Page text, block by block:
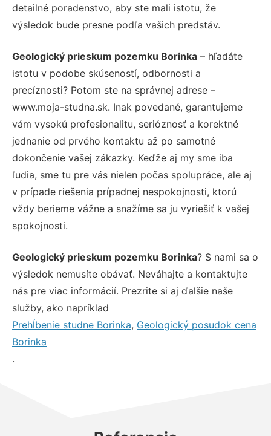
detailné poradenstvo, aby ste mali istotu, že
výsledok bude presne podľa vašich predstáv.
Geologický prieskum pozemku Borinka – hľadáte
istotu v podobe skúseností, odbornosti a
precíznosti? Potom ste na správnej adrese –
www.moja-studna.sk. Inak povedané, garantujeme
vám vysokú profesionalitu, serióznosť a korektné
jednanie od prvého kontaktu až po samotné
dokončenie vašej zákazky. Keďže aj my sme iba
ľudia, sme tu pre vás nielen počas spolupráce, ale aj
v prípade riešenia prípadnej nespokojnosti, ktorú
vždy berieme vážne a snažíme sa ju vyriešiť k vašej
spokojnosti.
Geologický prieskum pozemku Borinka? S nami sa o
výsledok nemusíte obávať. Neváhajte a kontaktujte
nás pre viac informácií. Prezrite si aj ďalšie naše
služby, ako napríklad
Prehĺbenie studne Borinka, Geologický posudok cena
Borinka
.